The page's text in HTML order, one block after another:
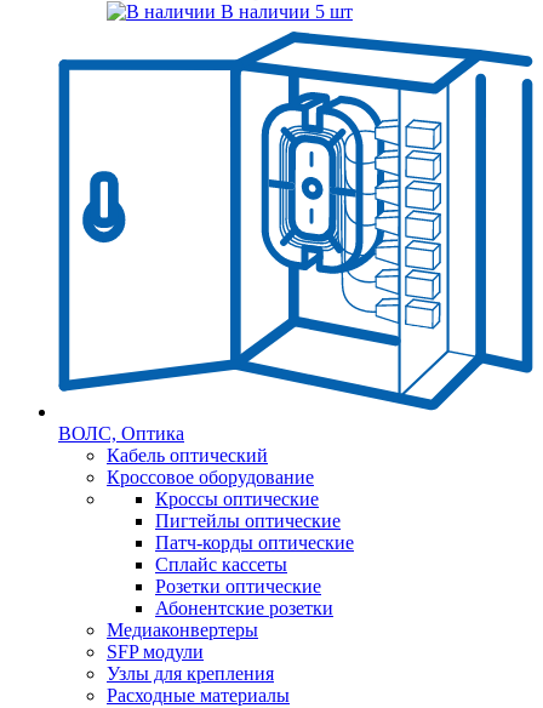
В наличии 5 шт
ВОЛС, Оптика
Кабель оптический
Кроссовое оборудование
Кроссы оптические
Пигтейлы оптические
Патч-корды оптические
Сплайс кассеты
Розетки оптические
Абонентские розетки
Медиаконвертеры
SFP модули
Узлы для крепления
Расходные материалы